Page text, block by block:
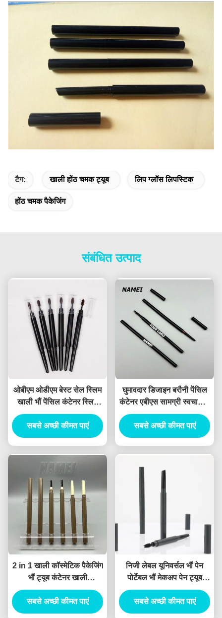
टैग: खाली होंठ चमक ट्यूब लिप ग्लॉस लिपस्टिक
होंठ चमक पैकेजिंग
संबंधित उत्पाद
ओबीएम ओडीएम बेस्ट सेल स्लिम
खाली भौं पेंसिल कंटेनर स्लिम
खाली भौं पेंसिल
सबसे अच्छी कीमत पाएं
घुमावदार डिजाइन बरौनी पेंसिल
कंटेनर एबीएस सामग्री स्वचालित
सूत्र
सबसे अच्छी कीमत पाएं
2 in 1 खाली कॉस्मेटिक पैकेजिंग
भौं ट्यूब कंटेनर खाली
Eyeliner ट्यूब कंटेनर
सबसे अच्छी कीमत पाएं
निजी लेबल यूनिवर्सल भौं पेन
पोर्टेबल भौं मेकअप पेन ट्यूब
डबल-एंडेड भौं पेंसिल कस्टम भौं
पेन कंटेनर
सबसे अच्छी कीमत पाएं